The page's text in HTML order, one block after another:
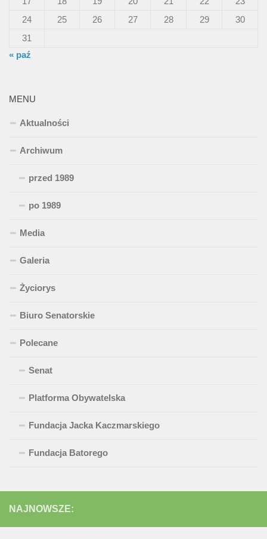
24
25 26 27 28 29
30
31
« paź
MENU
Aktualności
Archiwum
przed 1989
po 1989
Media
Galeria
Życiorys
Biuro Senatorskie
Polecane
Senat
Platforma Obywatelska
Fundacja Jacka Kaczmarskiego
Fundacja Batorego
NAJNOWSZE: